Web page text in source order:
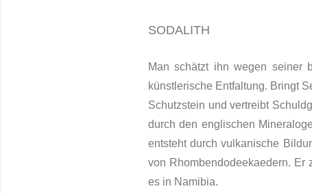
SODALITH
Man schätzt ihn wegen seiner
künstlerische Entfaltung. Bringt
Schutzstein und vertreibt
durch den englischen
entsteht durch vulkanische
von Rhombendodeeka­edern. Er
es in Namibia.